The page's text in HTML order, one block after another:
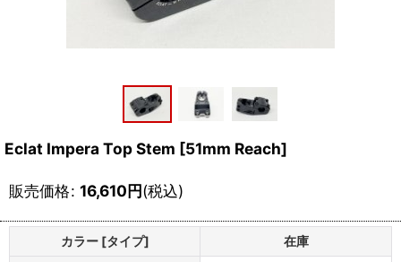
Eclat Impera Top Stem [51mm Reach]
販売価格: 16,610円(税込)
カラー [タイプ]
在庫